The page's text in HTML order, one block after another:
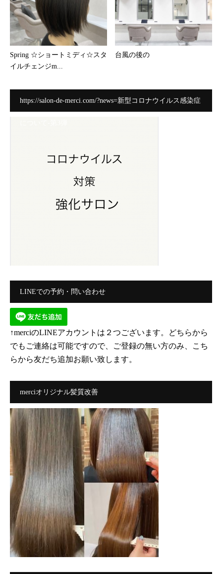
Spring ☆ショートミディ☆スタ
イルチェンジm...
台風の後の
https://salon-de-merci.com/?news=新型コロナウイルス感染症
LINEでの予約・問い合わせ
↑merciのLINEアカウントは２つございます。どちらから
でもご連絡は可能ですので、ご登録の無い方のみ、こち
らから友だち追加お願い致します。
merciオリジナル髪質改善